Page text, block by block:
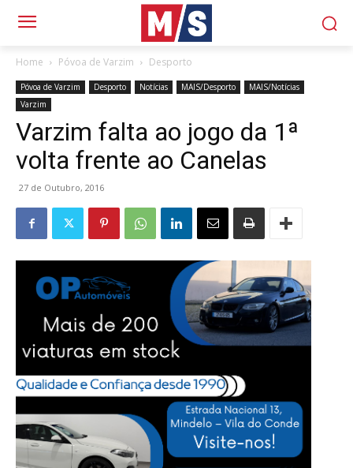
Home Póvoa de Varzim Desporto
Póvoa de Varzim Desporto Notícias MAIS/Desporto
MAIS/Notícias
Varzim
Varzim falta ao jogo da 1ª
volta frente ao Canelas
27 de Outubro, 2016